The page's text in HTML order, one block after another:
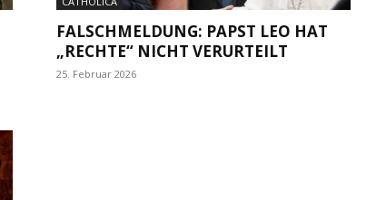
FALSCHMELDUNG: PAPST LEO HAT
„RECHTE“ NICHT VERURTEILT
25. Februar 2026